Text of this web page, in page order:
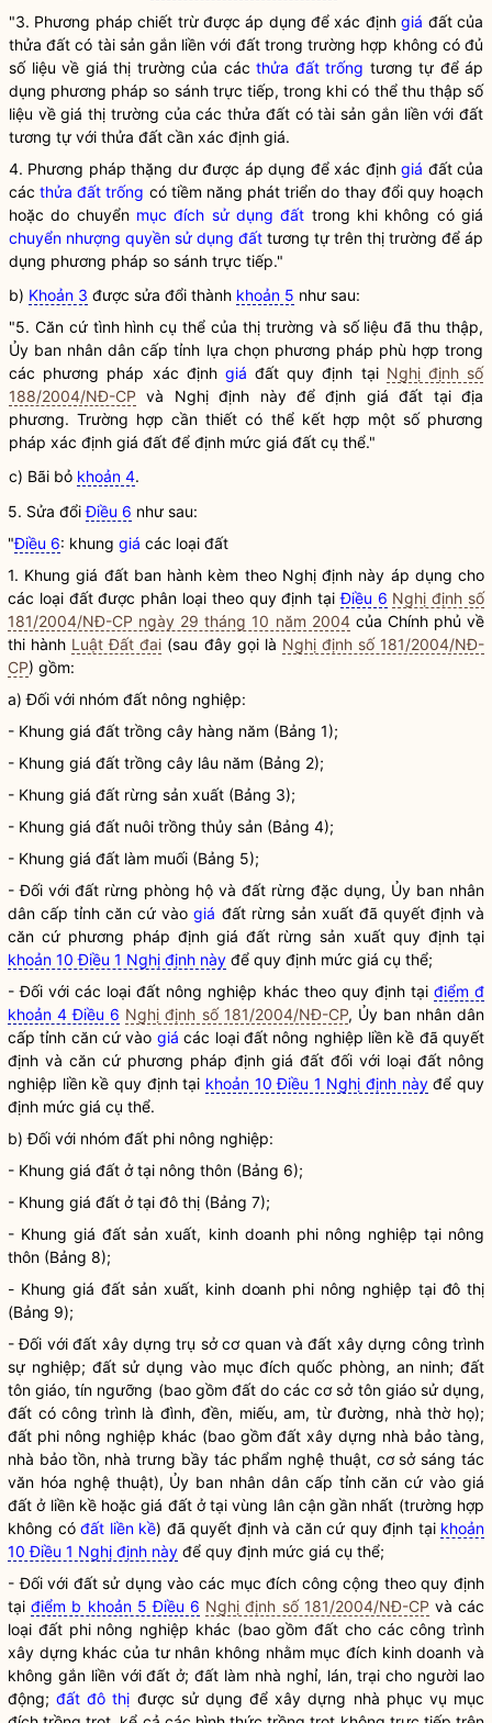
"3. Phương pháp chiết trừ được áp dụng để xác địnhgiá đất của
thửa đất có tài sản gắn liền với đất trong trường hợp không có đủ
số liệu về giá thị trường của các thửa đất trống tương tự để áp
dụng phương pháp so sánh trực tiếp, trong khi có thể thu thập số
liệu vềgiá thị trường của các thửa đất có tài sản gắn liền với đất
tương tự với thửa đất cần xác định giá.
4. Phương pháp thặng dư được áp dụng để xác địnhgiá đất của
cácthửa đất trống có tiềm năng phát triển do thay đổi quy hoạch
hoặc do chuyển mục đích sử dụng đất trong khi không cógiá
chuyển nhượng quyền sử dụng đất tương tự trên thị trường để áp
dụng phương pháp so sánh trực tiếp."
b) Khoản 3 được sửa đổi thành khoản 5 như sau:
"5. Căn cứ tình hình cụ thể của thị trường và số liệu đã thu thập,
Ủy ban nhân dân cấp tỉnh lựa chọn phương pháp phù hợp trong
các phương pháp xác định giá đất quy định tại Nghị định số
188/2004/NĐ-CP và Nghị định này để định giá đất tại địa
phương. Trường hợp cần thiết có thể kết hợp một số phương
pháp xác định giá đất để định mức giá đất cụ thể."
c) Bãi bỏ khoản 4.
5. Sửa đổiĐiều 6 như sau:
"Điều 6: khung giá các loại đất
1. Khung giá đất ban hành kèm theo Nghị định này áp dụng cho
các loại đất được phân loại theo quy định tạiĐiều 6 Nghị định số
181/2004/NĐ-CP ngày 29 tháng 10 năm 2004của Chính phủ về
thi hành Luật Đất đai (sau đây gọi là Nghị định số 181/2004/NĐ-
CP) gồm:
a) Đối với nhóm đất nông nghiệp:
- Khung giá đất trồng cây hàng năm (Bảng 1);
- Khung giá đất trồng cây lâu năm (Bảng 2);
- Khung giá đất rừng sản xuất (Bảng 3);
- Khung giá đất nuôi trồng thủy sản (Bảng 4);
- Khung giá đất làm muối (Bảng 5);
- Đối với đất rừng phòng hộ và đất rừng đặc dụng, Ủy ban nhân
dân cấp tỉnh căn cứ vàogiá đất rừng sản xuất đã quyết định và
căn cứ phương pháp định giá đất rừng sản xuất quy định tại
khoản 10 Điều 1 Nghị định này để quy định mức giá cụ thể;
- Đối với các loại đất nông nghiệp khác theo quy định tại điểm đ
khoản 4 Điều 6 Nghị định số 181/2004/NĐ-CP, Ủy ban nhân dân
cấp tỉnh căn cứ vào giá các loại đất nông nghiệp liền kề đã quyết
định và căn cứ phương pháp định giá đất đối với loại đất nông
nghiệp liền kề quy định tại khoản 10 Điều 1 Nghị định nàyđể quy
định mức giá cụ thể.
b) Đối với nhóm đất phi nông nghiệp:
- Khung giá đất ở tại nông thôn (Bảng 6);
- Khung giá đất ở tại đô thị (Bảng 7);
- Khung giá đất sản xuất, kinh doanh phi nông nghiệp tại nông
thôn (Bảng 8);
- Khung giá đất sản xuất, kinh doanh phi nông nghiệp tại đô thị
(Bảng 9);
- Đối với đất xây dựng trụ sở cơ quan và đất xây dựng công trình
sự nghiệp; đất sử dụng vào mục đích quốc phòng, an ninh; đất
tôn giáo, tín ngưỡng (bao gồm đất do các cơ sở tôn giáo sử dụng,
đất có công trình là đình, đền, miếu, am, từ đường, nhà thờ họ);
đất phi nông nghiệp khác (bao gồm đất xây dựng nhà bảo tàng,
nhà bảo tồn, nhà trưng bầy tác phẩm nghệ thuật, cơ sở sáng tác
văn hóa nghệ thuật), Ủy ban nhân dân cấp tỉnh căn cứ vào giá
đất ở liền kề hoặcgiá đất ở tại vùng lân cận gần nhất (trường hợp
không có đất liền kề) đã quyết định và căn cứ quy định tại khoản
10 Điều 1 Nghị định này để quy định mức giá cụ thể;
- Đối với đất sử dụng vào các mục đích công cộng theo quy định
tạiđiểm b khoản 5 Điều 6 Nghị định số 181/2004/NĐ-CP và các
loại đất phi nông nghiệp khác (bao gồm đất cho các công trình
xây dựng khác của tư nhân không nhằm mục đích kinh doanh và
không gắn liền với đất ở; đất làm nhà nghỉ, lán, trại cho người lao
động;đất đô thị được sử dụng để xây dựng nhà phục vụ mục